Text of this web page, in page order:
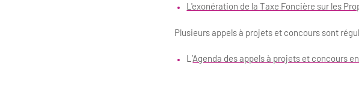
L'exonération de la Taxe Foncière sur les
Plusieurs appels à projets et concours sont
L’Agenda des appels à projets et concours